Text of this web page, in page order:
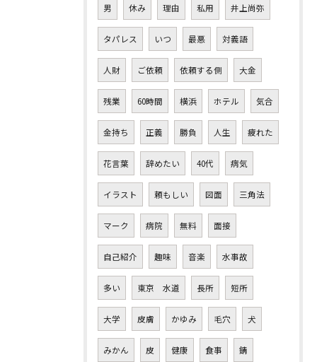
男 休み 理由 私用 井上尚弥
タパレス いつ 最悪 対義語
人財 ご依頼 依頼する側 大金
残業 60時間 横浜 ホテル 気合
金持ち 正義 勝負 人生 疲れた
花言葉 辞めたい 40代 病気
イラスト 頼もしい 図面 三角法
マーク 病院 無料 面接
自己紹介 趣味 音楽 水事故
多い 東京 水道 長所 短所
大学 皮膚 かゆみ 毛穴 犬
みかん 皮 健康 食事 錆